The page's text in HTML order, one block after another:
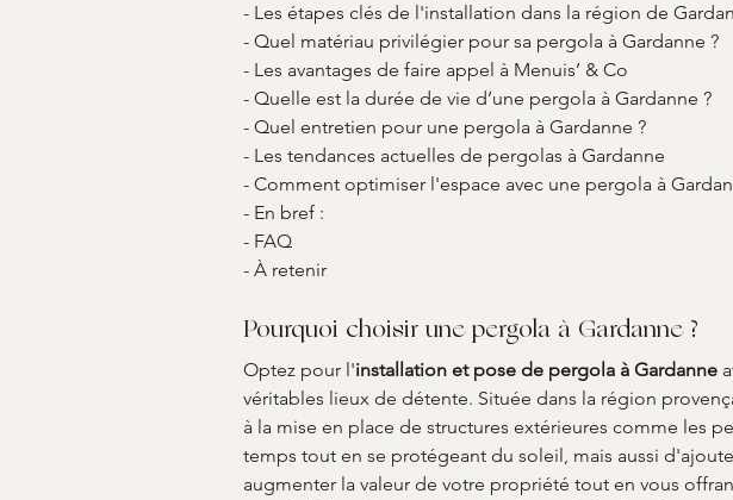
- Les étapes clés de l'installation dans la région de
- Quel matériau privilégier pour sa pergola à Gardanne ?
- Les avantages de faire appel à Menuis’ & Co
- Quelle est la durée de vie d’une pergola à Gardanne ?
- Quel entretien pour une pergola à Gardanne ?
- Les tendances actuelles de pergolas à Gardanne
- Comment optimiser l'espace avec une pergola à
- En bref :
- FAQ
- À retenir
Pourquoi choisir une pergola à Gardanne ?
Optez pour l'installation et pose de pergola à Gardanne
véritables lieux de détente. Située dans la région
à la mise en place de structures extérieures comme les
temps tout en se protégeant du soleil, mais aussi
augmenter la valeur de votre propriété tout en vous